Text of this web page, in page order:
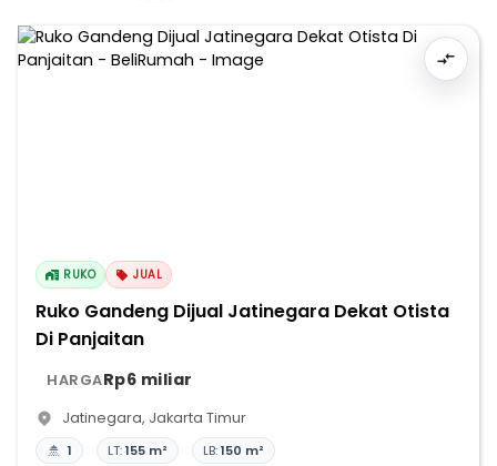
RUKO JUAL
Ruko Gandeng Dijual Jatinegara Dekat Otista
Di Panjaitan
HARGARp6 miliar
Jatinegara, Jakarta Timur
1 LT:155 m² LB:150 m²